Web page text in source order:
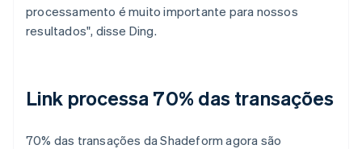
processamento é muito importante para nossos
resultados", disse Ding.
Link processa 70% das transações
70% das transações da Shadeform agora são